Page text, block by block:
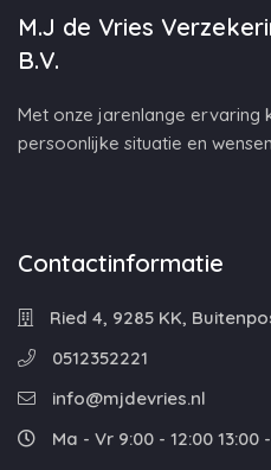
M.J de Vries
B.V.
Met onze jarenlange ervaring
persoonlijke situatie en
Contactinformatie
Ried 4, 9285 KK,
0512352221
info@mjdevries.nl
Ma - Vr 9:00 - 12:00 13:00